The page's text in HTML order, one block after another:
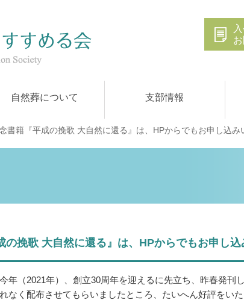
自然葬について 支部情報
書籍『平成の挽歌 大自然に還る』は、HPからでもお申し込み
の挽歌 大自然に還る』は、HPからでもお申し
年（2021年）、創立30周年を迎えるに先立ち、昨春発刊
なく配布させてもらいましたところ、たいへん好評をいた